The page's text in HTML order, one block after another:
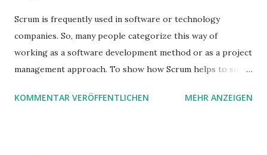
Scrum is frequently used in software or technology
companies. So, many people categorize this way of
working as a software development method or as a project
management approach. To show how Scrum helps to solve
processes.
KOMMENTAR VERÖFFENTLICHEN MEHR ANZEIGEN